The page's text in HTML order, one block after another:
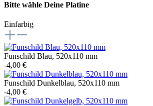
Bitte wähle Deine Platine
Einfarbig
Funschild Blau, 520x110 mm
-4,00 €
Funschild Dunkelblau, 520x110 mm
-4,00 €